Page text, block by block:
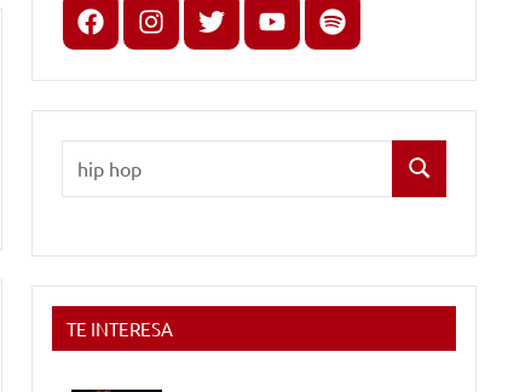
FacebookInstagram
X youtubespotify
Buscar
TE INTERESA